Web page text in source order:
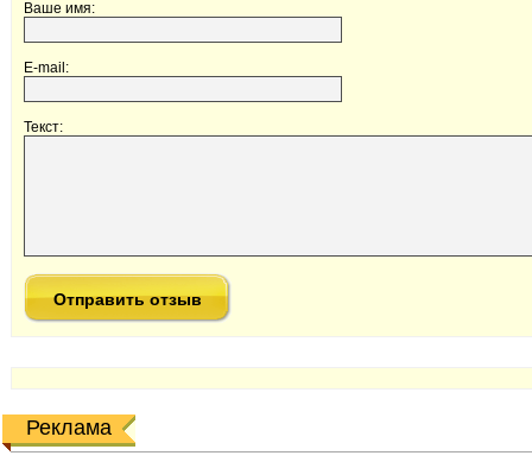
Ваше имя:
E-mail:
Текст:
Реклама